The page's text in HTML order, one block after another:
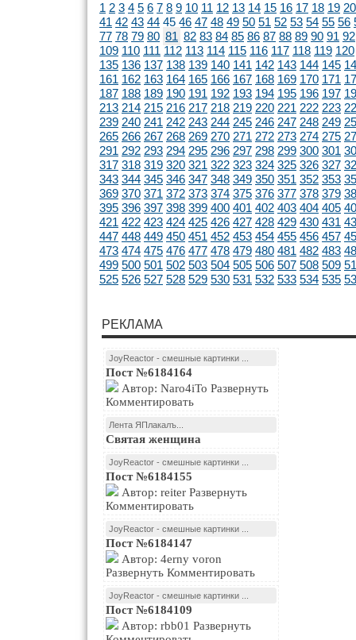
1 2 3 4 5 6 7 8 9 10 11 12 13 14 15 16 17 18 19 20
41 42 43 44 45 46 47 48 49 50 51 52 53 54 55 56
77 78 79 80 81 82 83 84 85 86 87 88 89 90 91 92
109 110 111 112 113 114 115 116 117 118 119 120
135 136 137 138 139 140 141 142 143 144 145
161 162 163 164 165 166 167 168 169 170 171
187 188 189 190 191 192 193 194 195 196 197
213 214 215 216 217 218 219 220 221 222 223
239 240 241 242 243 244 245 246 247 248 249
265 266 267 268 269 270 271 272 273 274 275
291 292 293 294 295 296 297 298 299 300 301
317 318 319 320 321 322 323 324 325 326 327
343 344 345 346 347 348 349 350 351 352 353
369 370 371 372 373 374 375 376 377 378 379
395 396 397 398 399 400 401 402 403 404 405
421 422 423 424 425 426 427 428 429 430 431
447 448 449 450 451 452 453 454 455 456 457
473 474 475 476 477 478 479 480 481 482 483
499 500 501 502 503 504 505 506 507 508 509
525 526 527 528 529 530 531 532 533 534 535
РЕКЛАМА
JoyReactor - смешные картинки ...
Пост №6184164
Комментировать
Лента ЯПлакалъ...
Святая женщина
JoyReactor - смешные картинки ...
Пост №6184155
Комментировать
JoyReactor - смешные картинки ...
Пост №6184147
Развернуть Комментировать
JoyReactor - смешные картинки ...
Пост №6184109